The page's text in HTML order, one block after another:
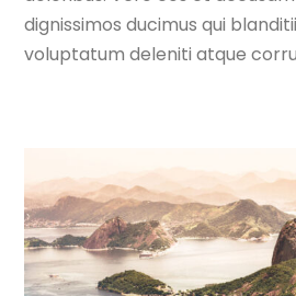
dignissimos ducimus qui
voluptatum deleniti atque